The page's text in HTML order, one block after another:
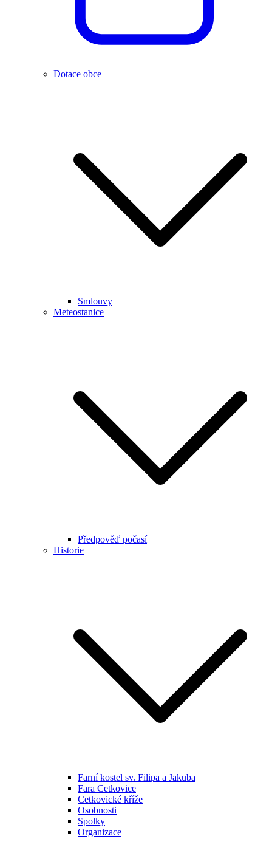
Dotace obce
Smlouvy
Meteostanice
Předpověď počasí
Historie
Farní kostel sv. Filipa a Jakuba
Fara Cetkovice
Cetkovické kříže
Osobnosti
Spolky
Organizace